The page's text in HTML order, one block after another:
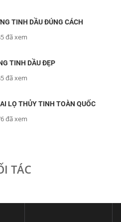
TINH DẦU ĐÚNG CÁCH
đã xem
TINH DẦU ĐẸP
đã xem
LỌ THỦY TINH TOÀN QUỐC
đã xem
TÁC